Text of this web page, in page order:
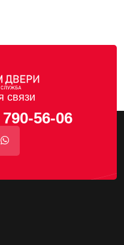
связи
56-06